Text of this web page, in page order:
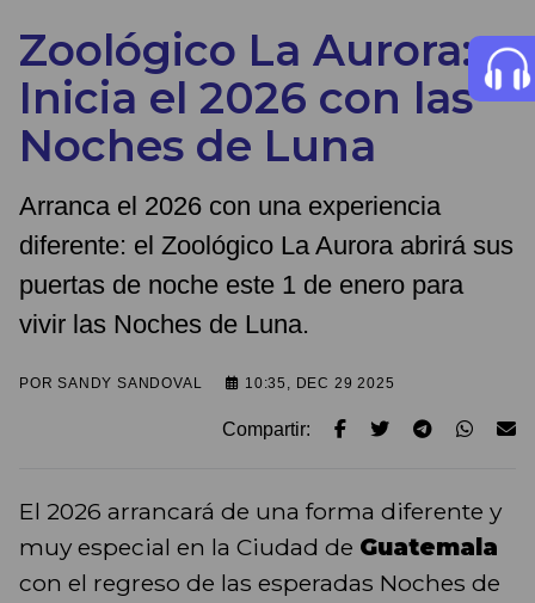
Zoológico La Aurora:
Inicia el 2026 con las
Noches de Luna
Arranca el 2026 con una experiencia
diferente: el Zoológico La Aurora abrirá sus
puertas de noche este 1 de enero para
vivir las Noches de Luna.
PORSANDY SANDOVAL 10:35, DEC 29 2025
Compartir:
El 2026 arrancará de una forma diferente y
muy especial en la Ciudad de Guatemala
con el regreso de las esperadas Noches de